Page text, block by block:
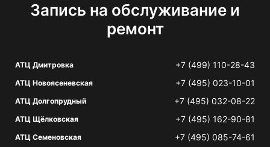
Запись на обслуживание и
ремонт
АТЦ Дмитровка +7 (499) 110-28-43
АТЦ Новоясеневская +7 (495) 023-10-01
АТЦ Долгопрудный +7 (495) 032-08-22
АТЦ Щёлковская +7 (495) 162-90-81
АТЦ Семеновская +7 (495) 085-74-61